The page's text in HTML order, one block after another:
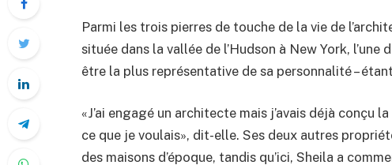
Parmi les trois pierres de touche de la vie de
située dans la vallée de l’Hudson à New York,
être la plus représentative de sa personnalité –
«J’ai engagé un architecte mais j’avais déjà conçu
ce que je voulais», dit-elle. Ses deux autres
des maisons d’époque, tandis qu’ici, Sheila a